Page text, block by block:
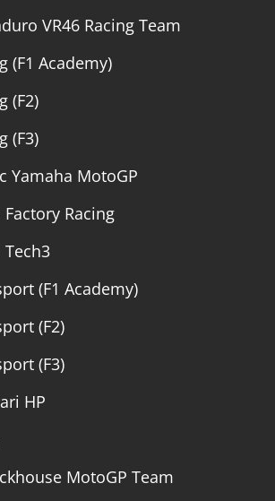
VR46 Racing Team
(F1 Academy)
(F2)
(F3)
Yamaha MotoGP
Racing
Tech3
(F1 Academy)
(F2)
(F3)
HP
MotoGP Team